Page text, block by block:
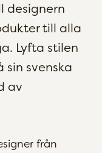
designern
till alla
Lyfta stilen
sin svenska
av
från